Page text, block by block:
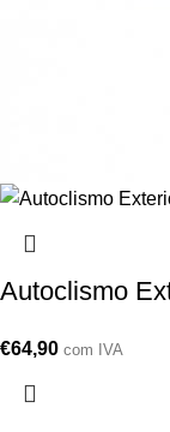
Autoclismo
€64,90 com IVA